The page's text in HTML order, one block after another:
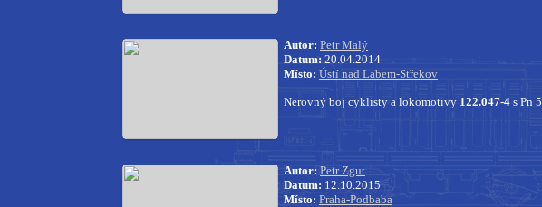
Autor: Petr Malý
Datum: 20.04.2014
Místo: Ústí nad Labem-Střekov
Nerovný boj cyklisty a lokomotivy 122.047-4 s Pn
Autor: Petr Zgut
Datum: 12.10.2015
Místo: Praha-Podbaba